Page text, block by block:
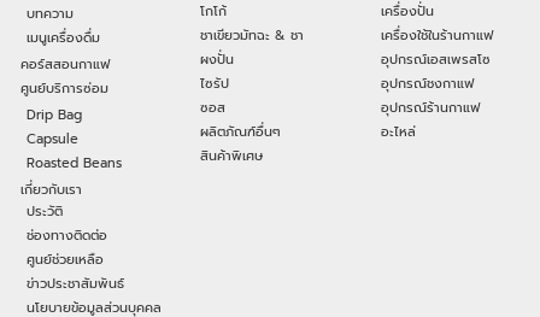
บทความ
เมนูเครื่องดื่ม
คอร์สสอนกาแฟ
ศูนย์บริการซ่อม
Drip Bag
Capsule
Roasted Beans
เกี่ยวกับเรา
ประวัติ
ช่องทางติดต่อ
ศูนย์ช่วยเหลือ
ข่าวประชาสัมพันธ์
นโยบายข้อมูลส่วนบุคคล
โกโก้
ชาเขียวมัทฉะ & ชา
ผงปั่น
ไซรัป
ซอส
ผลิตภัณฑ์อื่นๆ
สินค้าพิเศษ
เครื่องปั่น
เครื่องใช้ในร้านกาแฟ
อุปกรณ์เอสเพรสโซ
อุปกรณ์ชงกาแฟ
อุปกรณ์ร้านกาแฟ
อะไหล่